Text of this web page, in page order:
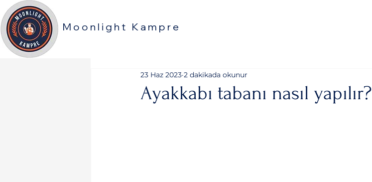
Moonlight Kampre
Ayakkabı tabanı nasıl yapılır?
23 Haz 2023 2 dakikada okunur